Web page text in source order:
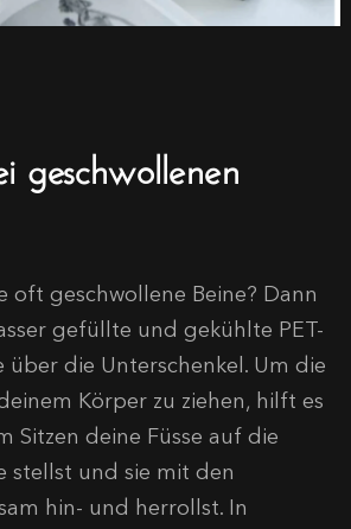
geschwollenen
oft geschwollene Beine? Dann
gefüllte und gekühlte PET-
über die Unterschenkel. Um die
Körper zu ziehen, hilft es
Sitzen deine Füsse auf die
stellst und sie mit den
hin- und herrollst. In